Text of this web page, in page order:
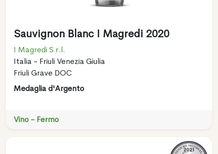
Sauvignon Blanc I Magredi 2020
I Magredi S.r.l.
Italia - Friuli Venezia Giulia
Friuli Grave DOC
Medaglia d'Argento
Vino - Fermo